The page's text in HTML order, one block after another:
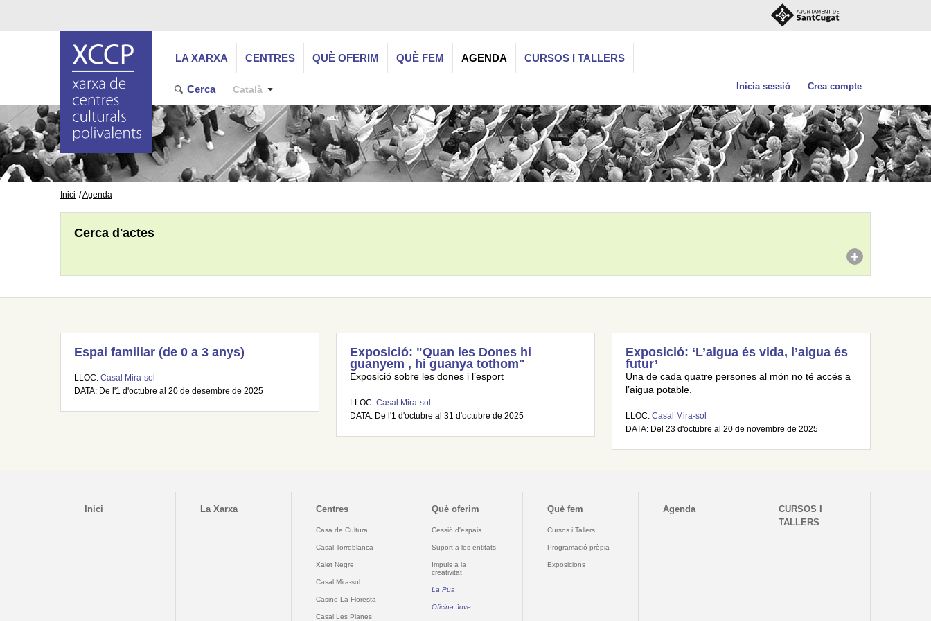
LA XARXA CENTRES QUÈ OFERIM QUÈ FEM AGENDA CURSOS I TALLERS
Cerca Català Inicia sessió Crea compte
Inici Agenda
Cerca d'actes
Espai familiar (de 0 a 3 anys)
LLOC: Casal Mira-sol
DATA: De l'1 d'octubre al 20 de desembre de 2025
Exposició: "Quan les Dones hi
guanyem , hi guanya tothom"
Exposició sobre les dones i l’esport
LLOC: Casal Mira-sol
DATA: De l'1 d'octubre al 31 d'octubre de 2025
Exposició: ‘L’aigua és vida, l’aigua és
futur’
Una de cada quatre persones al món no té accés a
l’aigua potable.
LLOC: Casal Mira-sol
DATA: Del 23 d'octubre al 20 de novembre de 2025
Inici La Xarxa Centres
Casa de Cultura
Casal Torreblanca
Xalet Negre
Casal Mira-sol
Casino La Floresta
Casal Les Planes
Què oferim
Cessió d'espais
Suport a les entitats
Impuls a la
creativitat
La Pua
Oficina Jove
Què fem
Cursos i Tallers
Programació pròpia
Exposicions
Agenda
CURSOS I
TALLERS